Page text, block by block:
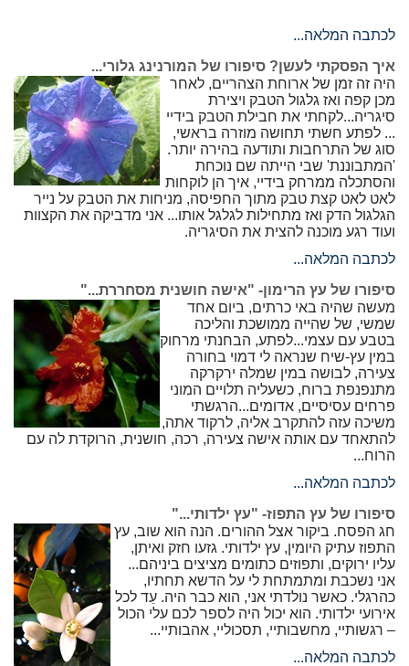
לכתבה המלאה...
איך הפסקתי לעשן? סיפורו של המורנינג גלורי...
היה זה זמן של ארוחת הצהריים, לאחר
מכן קפה ואז גלגול הטבק ויצירת
סיגריה...לקחתי את חבילת הטבק בידיי
... לפתע חשתי תחושה מוזרה בראשי,
סוג של התרחבות ותודעה בהירה יותר.
'המתבוננת' שבי הייתה שם נוכחת
והסתכלה ממרחק בידיי, איך הן לוקחות
לאט לאט קצת טבק מתוך החפיסה, מניחות את הטבק על נייר
הגלגול הדק ואז מתחילות לגלגל אותו... אני מדביקה את הקצוות
ועוד רגע מוכנה להצית את הסיגריה.
לכתבה המלאה...
סיפורו של עץ הרימון- "אישה חושנית מסחררת..."
מעשה שהיה באי כרתים, ביום אחד
שמשי, של שהייה ממושכת והליכה
בטבע עם עצמי...לפתע, הבחנתי מרחוק
במין עץ-שיח שנראה לי דמוי בחורה
צעירה, לבושה במין שמלה ירקרקה
מתנפנפת ברוח, כשעליה תלויים המוני
פרחים עסיסיים, אדומים...הרגשתי
משיכה עזה להתקרב אליה, לרקוד אתה,
להתאחד עם אותה אישה צעירה, רכה, חושנית, הרוקדת לה עם
הרוח...
לכתבה המלאה...
סיפורו של עץ התפוז- "עץ ילדותי..."
חג הפסח. ביקור אצל ההורים. הנה הוא שוב, עץ
התפוז עתיק היומין, עץ ילדותי. גזעו חזק ואיתן,
עליו ירוקים, ותפוזים כתומים מציצים ביניהם...
אני נשכבת ומתמתחת לי על הדשא תחתיו,
כהרגלי. כאשר נולדתי אני, הוא כבר היה. עֵד לכל
אירועי ילדותי. הוא יכול היה לספר לכם עלי הכול
– רגשותיי, מחשבותיי, תסכוליי, אהבותיי...
לכתבה המלאה...